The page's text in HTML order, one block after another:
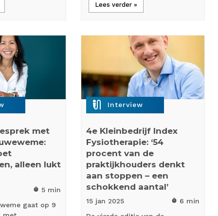
Lees verder »
met
alleen lukt
timer 5 min
gaat op 9
mic_external_on Interview
4e Kleinbedrijf Index
Fysiotherapie: ‘54
procent van de
praktijkhouders denkt
aan stoppen – een
schokkend aantal’
15 jan 2025 timer 6 min